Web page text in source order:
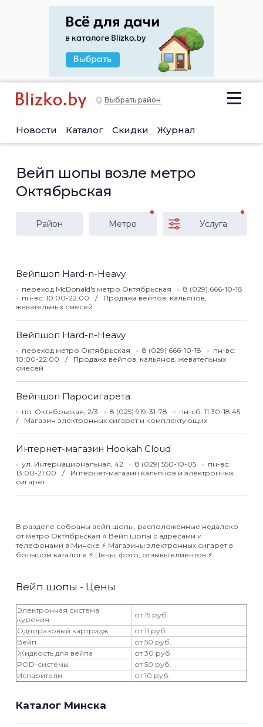
Выбрать район
Новости Каталог Скидки Журнал
Вейп шопы возле метро
Октябрьская
Район Метро Услуга
Вейпшоп Hard-n-Heavy
переход McDonald's метро Октябрьская
8 (029) 666-10-18
пн-вс: 10:00-22:00
Продажа вейпов, кальянов,
жевательных смесей
Вейпшоп Hard-n-Heavy
переход метро Октябрьская 8 (029) 666-10-18
пн-вс:
10:00-22:00
Продажа вейпов, кальянов, жевательных
смесей
Вейпшоп Паросигарета
пл. Октябрьская, 2/3 8 (025) 919-31-78
пн-сб: 11:30-18:45
Магазин электронных сигарет и комплектующих
Интернет-магазин Hookah Cloud
ул. Интернациональная, 42 8 (029) 550-10-05
пн-вс:
13:00-21:00
Интернет-магазин кальянов и электронных
сигарет
В разделе собраны вейп шопы, расположенные недалеко
от метро Октябрьская ⭐️ Вейп шопы с адресами и
телефонами в Минске ⚡️ Магазины электронных сигарет в
большом каталоге ⚡️ Цены, фото, отзывы клиентов ⚡️
Вейп шопы - Цены
Электронная система
курения
от 15 руб.
Одноразовый картридж
от 11 руб.
Вейп
от 50 руб.
Жидкость для вейпа
от 30 руб.
POD-системы
от 50 руб.
Испарители
от 10 руб.
Каталог Минска